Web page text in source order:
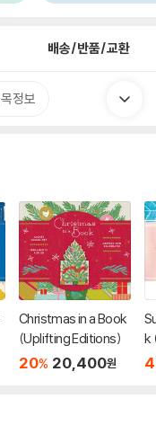
배송/반품/교환
정보
Christmas in a Book
(Uplifting Editions)
20% 20,400원
k